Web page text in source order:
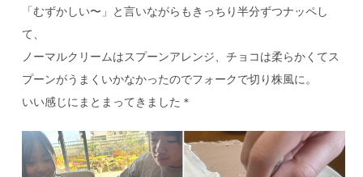
「むずかしい〜」と言いながらもきっちり半分ずつナッペし
て、
ノーマルクリームはスプーンアレンジ、チョコは柔らかくてス
プーンがうまくいかなかったのでフォークで切り株風に。
いい感じにまとまってきました＊